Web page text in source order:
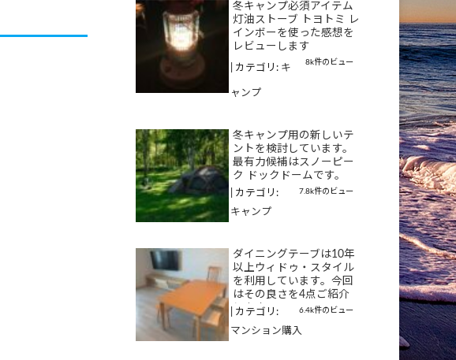
冬キャンプ必須アイテム
灯油ストーブ トヨトミ レ
インボーを使った感想を
レビューします
8k件のビュー
カテゴリ: キ
ャンプ
冬キャンプ用の新しいテ
ントを検討しています。
最有力候補はスノーピー
ク ドックドームです。
7.8k件のビュー
カテゴリ:
キャンプ
ダイニングテーブは10年
以上ウィドゥ・スタイル
を利用しています。今回
はその良さを4点ご紹介
します
6.4k件のビュー
カテゴリ:
マンション購入